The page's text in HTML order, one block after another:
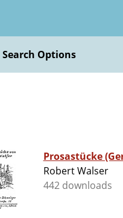
Search Options
Prosastücke
Robert Walser
442 downloads